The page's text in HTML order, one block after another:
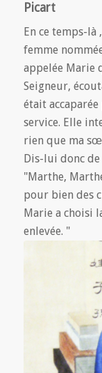
Picart
En ce temps-là
femme
appelée Marie
Seigneur,
était
service. Elle
rien que ma
Dis-lui donc
"Marthe,
pour bien des
Marie a choisi
enlevée. "